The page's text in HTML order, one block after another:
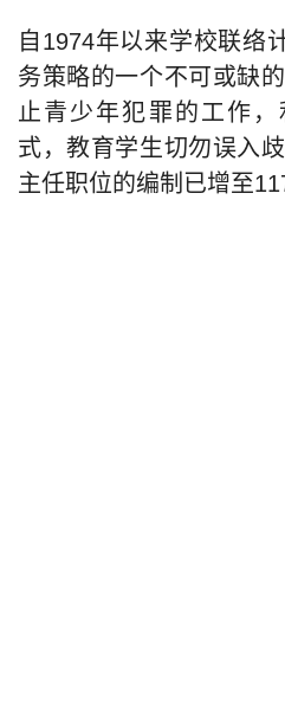
自1974年以来学校联络
务策略的一个不可或缺
止青少年犯罪的工作
式，教育学生切勿误入
主任职位的编制已增至